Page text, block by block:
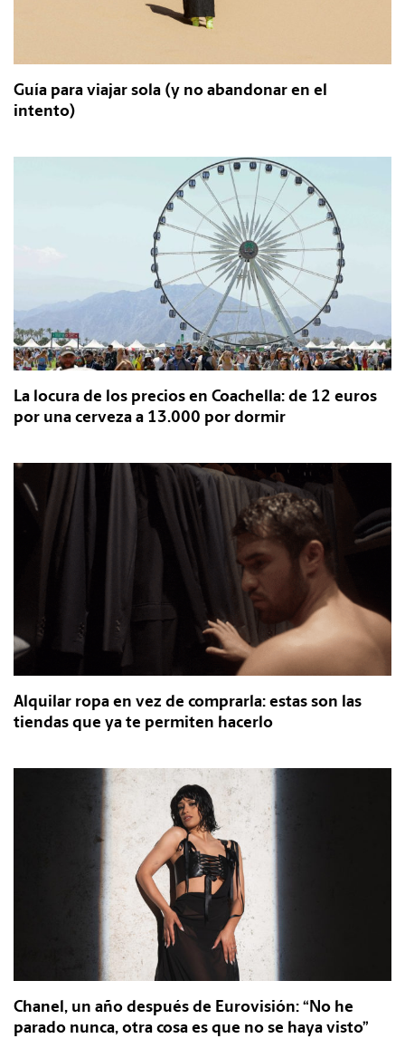
Guía para viajar sola (y no abandonar en el
intento)
La locura de los precios en Coachella: de 12 euros
por una cerveza a 13.000 por dormir
Alquilar ropa en vez de comprarla: estas son las
tiendas que ya te permiten hacerlo
Chanel, un año después de Eurovisión: “No he
parado nunca, otra cosa es que no se haya visto”